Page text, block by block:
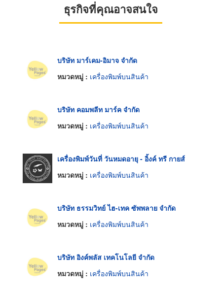
ธุรกิจที่คุณอาจสนใจ
บริษัท มาร์เคม-อิมาจ จำกัด
หมวดหมู่ : เครื่องพิมพ์บนสินค้า
บริษัท คอมพลีท มาร์ค จำกัด
หมวดหมู่ : เครื่องพิมพ์บนสินค้า
เครื่องพิมพ์วันที่ วันหมดอายุ - อิ้งค์ ทรี กายส์
หมวดหมู่ : เครื่องพิมพ์บนสินค้า
บริษัท ธรรมวิทย์ ไฮ-เทค ซัพพลาย จำกัด
หมวดหมู่ : เครื่องพิมพ์บนสินค้า
บริษัท อิงค์พลัส เทคโนโลยี จำกัด
หมวดหมู่ : เครื่องพิมพ์บนสินค้า